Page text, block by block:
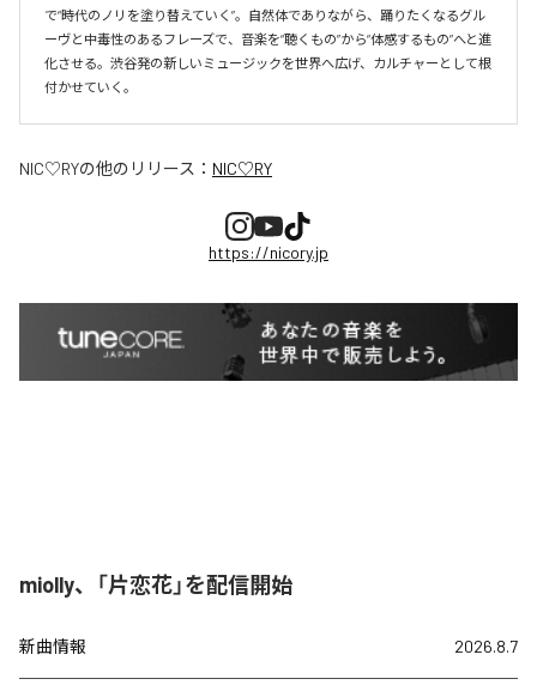
で“時代のノリを塗り替えていく”。自然体でありながら、踊りたくなるグル
ーヴと中毒性のあるフレーズで、音楽を“聴くもの”から“体感するもの”へと進
化させる。渋谷発の新しいミュージックを世界へ広げ、カルチャーとして根
付かせていく。
NIC♡RYの他のリリース： NIC♡RY
https://nicory.jp
miolly、「片恋花」を配信開始
新曲情報 2026.8.7